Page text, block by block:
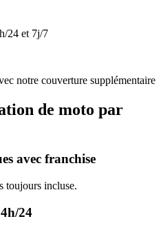
24 et 7j/7
notre couverture supplémentaire
de moto par
avec franchise
toujours incluse.
24